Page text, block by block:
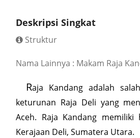
Deskripsi Singkat
Struktur
Nama Lainnya : Makam Raja
Raja Kandang adalah
keturunan Raja Deli yang
Aceh. Raja Kandang memiliki
Kerajaan Deli, Sumatera Utara.